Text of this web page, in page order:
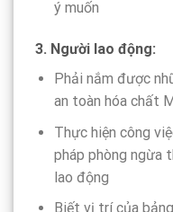
ý muốn
3. Người lao động:
Phải nắm được
an toàn hóa chất
Thực hiện công
pháp phòng ngừa
lao động
Biết vị trí của